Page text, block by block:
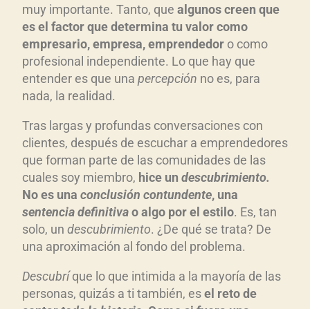
muy importante. Tanto, que algunos creen que
es el factor que determina tu valor como
empresario, empresa, emprendedor o como
profesional independiente. Lo que hay que
entender es que una percepción no es, para
nada, la realidad.
Tras largas y profundas conversaciones con
clientes, después de escuchar a emprendedores
que forman parte de las comunidades de las
cuales soy miembro, hice un descubrimiento.
No es una conclusión contundente, una
sentencia definitivao algo por el estilo. Es, tan
solo, un descubrimiento. ¿De qué se trata? De
una aproximación al fondo del problema.
Descubríque lo que intimida a la mayoría de las
personas, quizás a ti también, esel reto de